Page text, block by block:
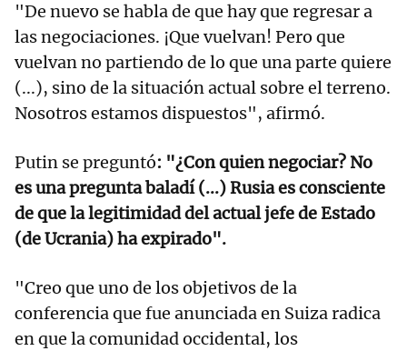
"De nuevo se habla de que hay que regresar a
las negociaciones. ¡Que vuelvan! Pero que
vuelvan no partiendo de lo que una parte quiere
(...), sino de la situación actual sobre el terreno.
Nosotros estamos dispuestos", afirmó.
Putin se preguntó: "¿Con quien negociar? No
es una pregunta baladí (...) Rusia es consciente
de que la legitimidad del actual jefe de Estado
(de Ucrania) ha expirado".
"Creo que uno de los objetivos de la
conferencia que fue anunciada en Suiza radica
en que la comunidad occidental, los